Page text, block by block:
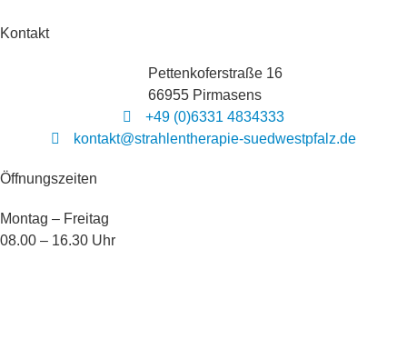
Kontakt
Pettenkoferstraße 16
66955 Pirmasens
+49 (0)6331 4834333
kontakt@strahlentherapie-suedwestpfalz.de
Öffnungszeiten
Montag – Freitag
08.00 – 16.30 Uhr